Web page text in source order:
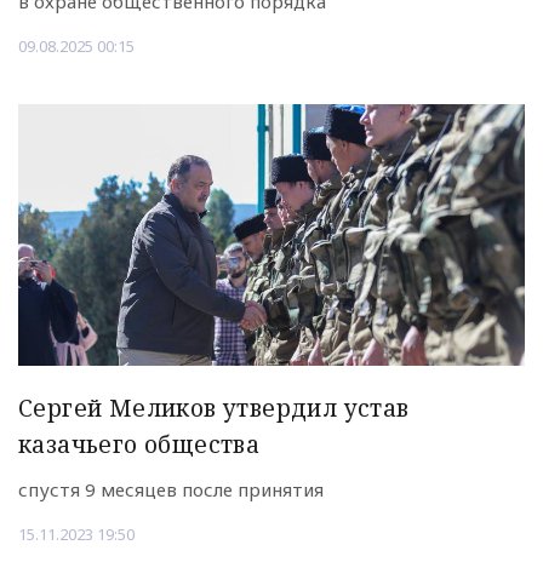
09.08.2025 00:15
Сергей Меликов утвердил устав
казачьего общества
спустя 9 месяцев после принятия
15.11.2023 19:50